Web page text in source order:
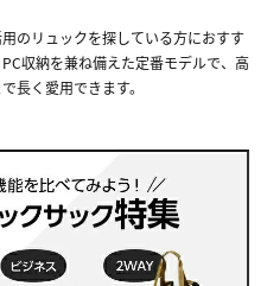
のリュックを探している方におすす
収納を兼ね備えた定番モデルで、高
長く愛用できます。